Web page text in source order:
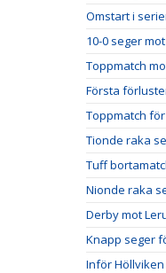
Omstart i
10-0 seger
Toppmatch
Första
Toppmatch
Tionde raka
Tuff
Nionde raka
Derby mot
Knapp seger
Inför Höllviken